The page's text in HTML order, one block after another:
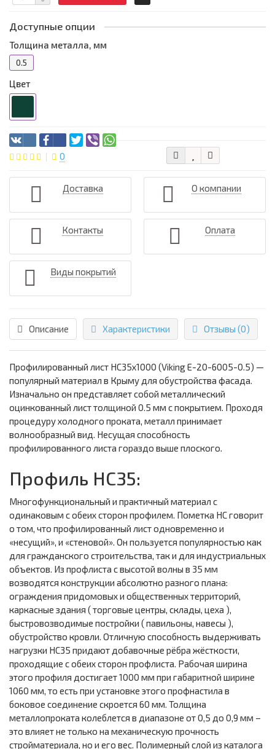
Доступные опции
Толщина металла, мм
0.5
Цвет
0
Доставка О компании
Контакты Оплата
Виды покрытий
Описание Характеристики Отзывы (0)
Профилированный лист НС35х1000 (Viking E-20-6005-0.5) —
популярный материал в Крыму для обустройства фасада.
Изначально он представляет собой металлический
оцинкованный лист толщиной 0.5 мм с покрытием. Проходя
процедуру холодного проката, металл принимает
волнообразный вид. Несущая способность
профилированного листа гораздо выше плоского.
Профиль НС35:
Многофункциональный и практичный материал с
одинаковым с обеих сторон профилем. Пометка НС говорит
о том, что профилированный лист одновременно и
«несущий», и «стеновой». Он пользуется популярностью как
для гражданского строительства, так и для индустриальных
объектов. Из профлиста с высотой волны в 35 мм
возводятся конструкции абсолютно разного плана:
ограждения придомовых и общественных территорий,
каркасные здания ( торговые центры, склады, цеха ),
быстровозводимые постройки ( павильоны, навесы ),
обустройство кровли. Отличную способность выдерживать
нагрузки НС35 придают добавочные рёбра жёсткости,
проходящие с обеих сторон профлиста. Рабочая ширина
этого профиля достигает 1000 мм при габаритной ширине
1060 мм, то есть при установке этого профнастила в
боковое соединение скроется 60 мм. Толщина
металлопроката колеблется в диапазоне от 0,5 до 0,9 мм –
это влияет не только на механическую прочность
стройматериала, но и его вес. Полимерный слой из каталога